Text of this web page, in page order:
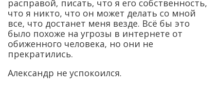
расправой, писать, что я его собственность,
что я никто, что он может делать со мной
все, что достанет меня везде. Всё бы это
было похоже на угрозы в интернете от
обиженного человека, но они не
прекратились.
Александр не успокоился.